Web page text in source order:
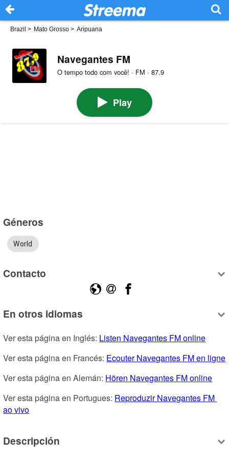
Brazil > Mato Grosso > Aripuana
Navegantes FM
O tempo todo com você! · FM · 87.9
Play
Géneros
World
Contacto
En otros idiomas
Ver esta página en Inglés: Listen Navegantes FM online
Ver esta página en Francés: Ecouter Navegantes FM en ligne
Ver esta página en Alemán: Hören Navegantes FM online
Ver esta página en Portugues: Reproduzir Navegantes FM
ao vivo
Descripción